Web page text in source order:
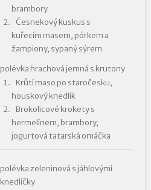
brambory
Česnekový kuskus s
kuřecím masem, pórkem a
žampiony, sypaný sýrem
polévka hrachová jemná s krutony
Krůtí maso po staročesku,
houskový knedlík
Brokolicové krokety s
hermelínem, brambory,
jogurtová tatarská omáčka
polévka zeleninová s jáhlovými
knedlíčky